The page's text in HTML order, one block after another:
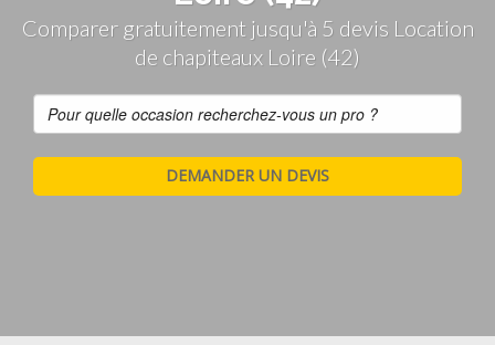
Comparer gratuitement jusqu'à 5 devis Location
de chapiteaux Loire (42)